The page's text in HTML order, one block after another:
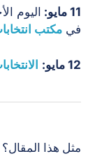
11 مايو:
اليوم
في مكتب
12 مايو:
مثل هذا المقال؟